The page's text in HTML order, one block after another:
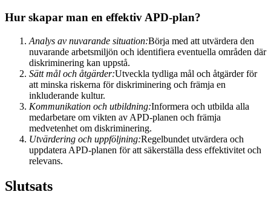
Hur skapar man en effektiv APD-plan?
Analys av nuvarande situation:Börja med att utvärdera den
nuvarande arbetsmiljön och identifiera eventuella områden där
diskriminering kan uppstå.
Sätt mål och åtgärder:Utveckla tydliga mål och åtgärder för
att minska riskerna för diskriminering och främja en
inkluderande kultur.
Kommunikation och utbildning:Informera och utbilda alla
medarbetare om vikten av APD-planen och främja
medvetenhet om diskriminering.
Utvärdering och uppföljning:Regelbundet utvärdera och
uppdatera APD-planen för att säkerställa dess effektivitet och
relevans.
Slutsats